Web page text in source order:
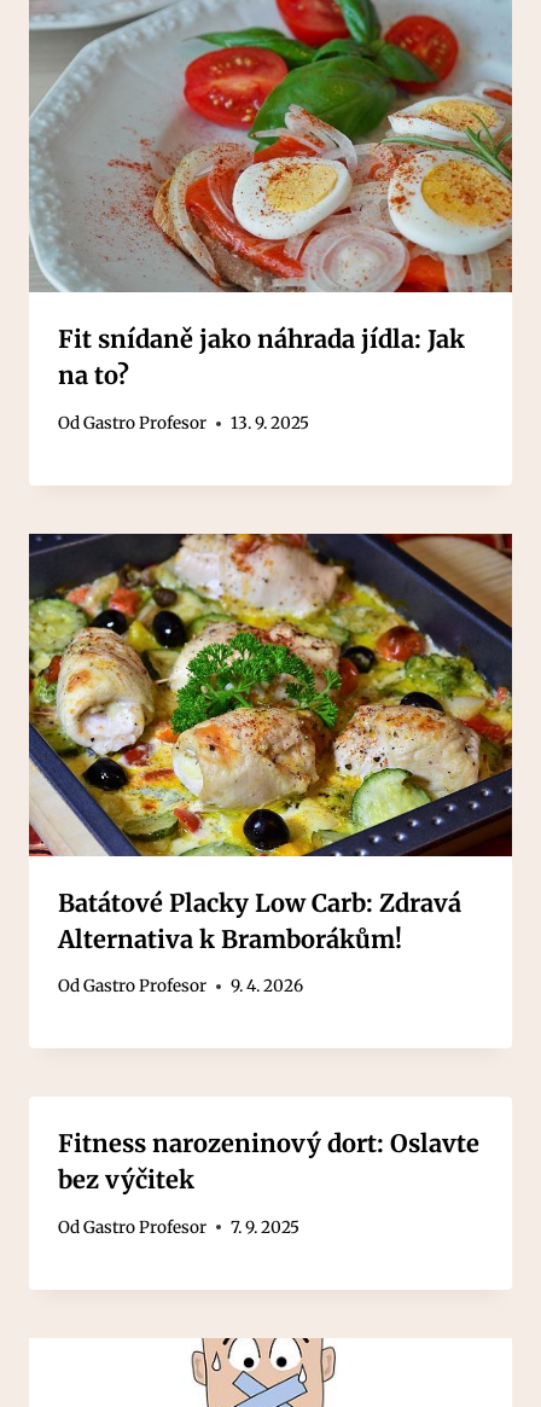
Fit snídaně jako náhrada jídla: Jak
na to?
OdGastro Profesor 13. 9. 2025
Batátové Placky Low Carb: Zdravá
Alternativa k Bramborákům!
OdGastro Profesor 9. 4. 2026
Fitness narozeninový dort: Oslavte
bez výčitek
OdGastro Profesor 7. 9. 2025